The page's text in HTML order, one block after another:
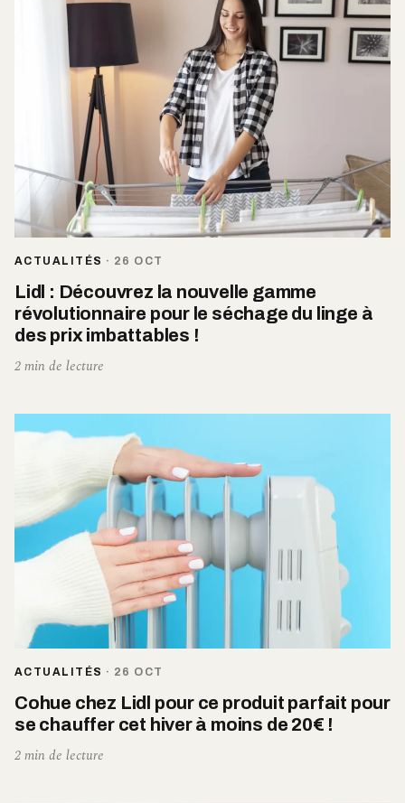
ACTUALITÉS · 26 OCT
Lidl : Découvrez la nouvelle gamme
révolutionnaire pour le séchage du linge à
des prix imbattables !
2 min de lecture
ACTUALITÉS · 26 OCT
Cohue chez Lidl pour ce produit parfait pour
se chauffer cet hiver à moins de 20€ !
2 min de lecture